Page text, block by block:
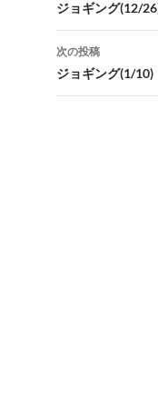
稿
ナ
ビ
ゲ
ジョギング(12/
次の投稿
ジョギング(1/10)